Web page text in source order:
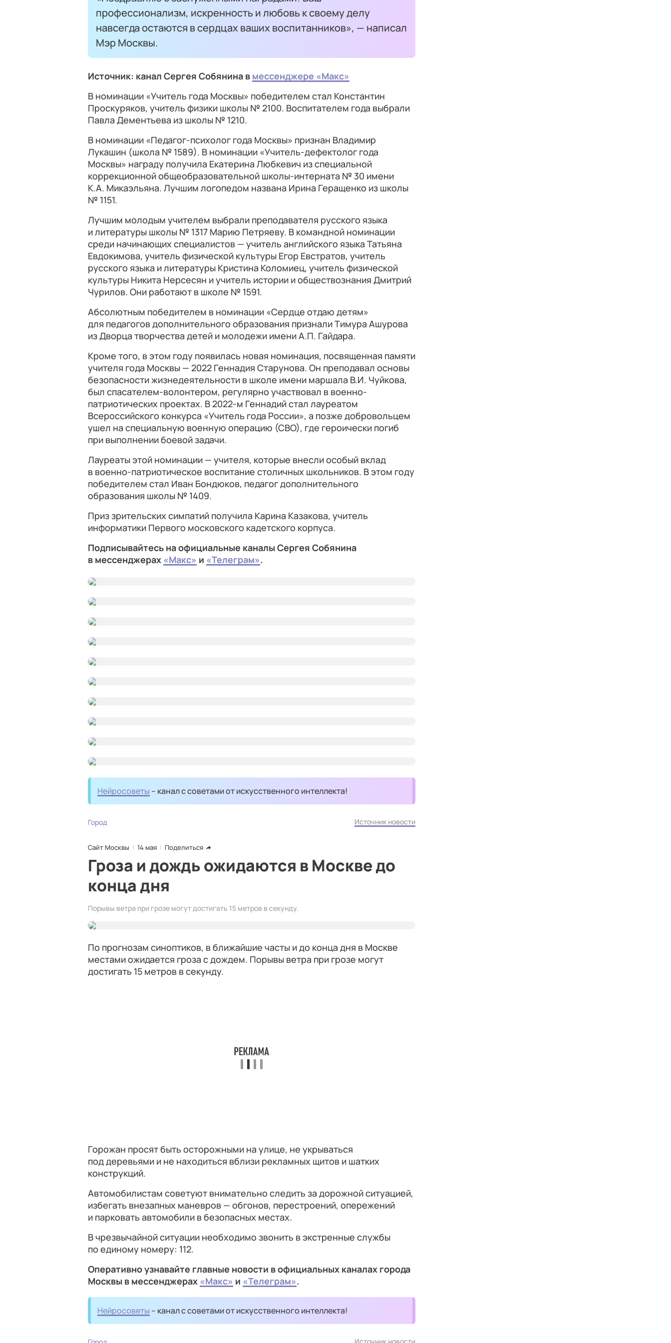
профессионализм, искренность и любовь к своему делу
навсегда остаются в сердцах ваших воспитанников», — написал
Мэр Москвы.
Источник: канал Сергея Собянина в мессенджере «Макс»
В номинации «Учитель года Москвы» победителем стал Константин
Проскуряков, учитель физики школы № 2100. Воспитателем года выбрали
Павла Дементьева из школы № 1210.
В номинации «Педагог-психолог года Москвы» признан Владимир
Лукашин (школа № 1589). В номинации «Учитель-дефектолог года
Москвы» награду получила Екатерина Любкевич из специальной
коррекционной общеобразовательной школы-интерната № 30 имени
К.А. Микаэльяна. Лучшим логопедом названа Ирина Геращенко из школы
№ 1151.
Лучшим молодым учителем выбрали преподавателя русского языка
и литературы школы № 1317 Марию Петряеву. В командной номинации
среди начинающих специалистов — учитель английского языка Татьяна
Евдокимова, учитель физической культуры Егор Евстратов, учитель
русского языка и литературы Кристина Коломиец, учитель физической
культуры Никита Нерсесян и учитель истории и обществознания Дмитрий
Чурилов. Они работают в школе № 1591.
Абсолютным победителем в номинации «Сердце отдаю детям»
для педагогов дополнительного образования признали Тимура Ашурова
из Дворца творчества детей и молодежи имени А.П. Гайдара.
Кроме того, в этом году появилась новая номинация, посвященная памяти
учителя года Москвы — 2022 Геннадия Старунова. Он преподавал основы
безопасности жизнедеятельности в школе имени маршала В.И. Чуйкова,
был спасателем-волонтером, регулярно участвовал в военно-
патриотических проектах. В 2022-м Геннадий стал лауреатом
Всероссийского конкурса «Учитель года России», а позже добровольцем
ушел на специальную военную операцию (СВО), где героически погиб
при выполнении боевой задачи.
Лауреаты этой номинации — учителя, которые внесли особый вклад
в военно-патриотическое воспитание столичных школьников. В этом году
победителем стал Иван Бондюков, педагог дополнительного
образования школы № 1409.
Приз зрительских симпатий получила Карина Казакова, учитель
информатики Первого московского кадетского корпуса.
Подписывайтесь на официальные каналы Сергея Собянина
в мессенджерах «Макс» и «Телеграм».
Нейросоветы – канал с советами от искусственного интеллекта!
Город Источник новости
Сайт Москвы 14 мая Поделиться
Гроза и дождь ожидаются в Москве до
конца дня
Порывы ветра при грозе могут достигать 15 метров в секунду.
По прогнозам синоптиков, в ближайшие часты и до конца дня в Москве
местами ожидается гроза с дождем. Порывы ветра при грозе могут
достигать 15 метров в секунду.
Горожан просят быть осторожными на улице, не укрываться
под деревьями и не находиться вблизи рекламных щитов и шатких
конструкций.
Автомобилистам советуют внимательно следить за дорожной ситуацией,
избегать внезапных маневров — обгонов, перестроений, опережений
и парковать автомобили в безопасных местах.
В чрезвычайной ситуации необходимо звонить в экстренные службы
по единому номеру: 112.
Оперативно узнавайте главные новости в официальных каналах города
Москвы в мессенджерах «Макс» и «Телеграм».
Нейросоветы – канал с советами от искусственного интеллекта!